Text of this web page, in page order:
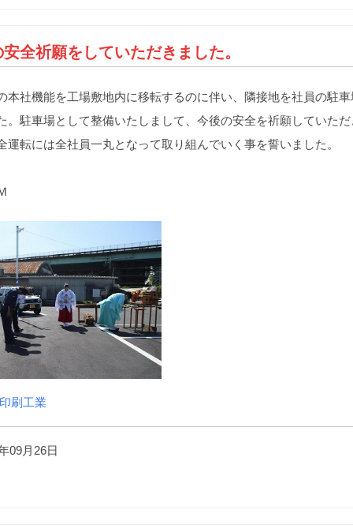
全祈願をしていただきました。
社機能を工場敷地内に移転するのに伴い、隣接地を社員の駐車
。駐車場として整備いたしまして、今後の安全を祈願していた
転には全社員一丸となって取り組んでいく事を誓いました。
刷工業
09月26日